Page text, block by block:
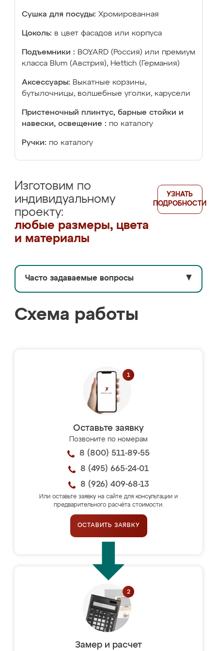
Сушка для посуды: Хромированная
Цоколь: в цвет фасадов или корпуса
Подъемники : BOYARD (Россия) или премиум
класса Blum (Австрия), Hettich (Германия)
Аксессуары: Выкатные корзины,
бутылочницы, волшебные уголки, карусели
Пристеночный плинтус, барные стойки и
навески, освещение : по каталогу
Ручки: по каталогу
Изготовим по
индивидуальному
проекту:
любые размеры, цвета
и материалы
УЗНАТЬ
ПОДРОБНОСТИ
Часто задаваемые вопросы ▼
Схема работы
Оставьте заявку
Позвоните по номерам
8 (800) 511-89-55
8 (495) 665-24-01
8 (926) 409-68-13
Или оставьте заявку на сайте для консультации и
предварительного расчёта стоимости.
ОСТАВИТЬ ЗАЯВКУ
Замер и расчет